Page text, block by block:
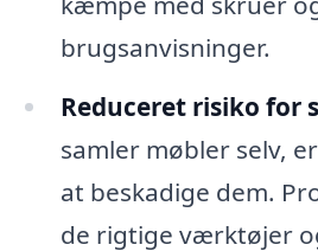
brugsanvisninger.
Reduceret risiko for
samler møbler selv,
at beskadige dem.
de rigtige værktøjer